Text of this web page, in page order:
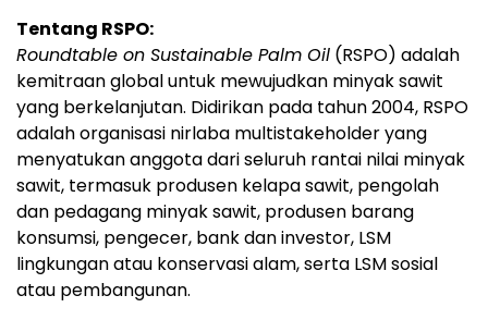
Tentang RSPO:
Roundtable on Sustainable Palm Oil (RSPO) adalah
kemitraan global untuk mewujudkan minyak sawit
yang berkelanjutan. Didirikan pada tahun 2004, RSPO
adalah organisasi nirlaba multistakeholder yang
menyatukan anggota dari seluruh rantai nilai minyak
sawit, termasuk produsen kelapa sawit, pengolah
dan pedagang minyak sawit, produsen barang
konsumsi, pengecer, bank dan investor, LSM
lingkungan atau konservasi alam, serta LSM sosial
atau pembangunan.